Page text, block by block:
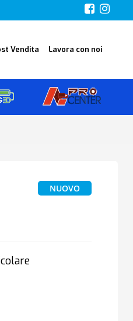
Vendita Lavora con noi
NUOVO